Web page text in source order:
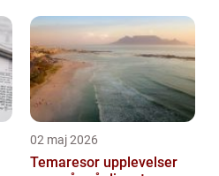
02 maj 2026
Temaresor upplevelser